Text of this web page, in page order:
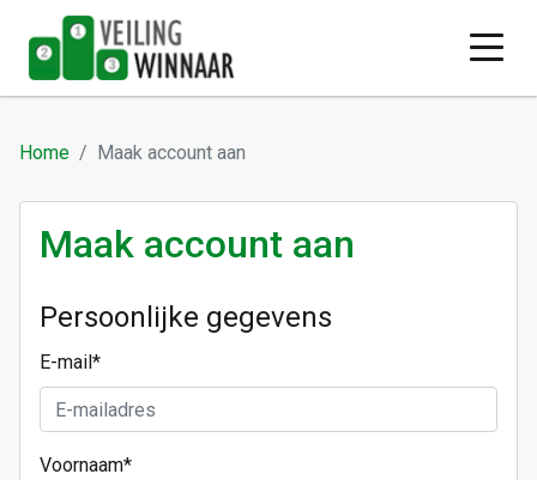
Home Maak account aan
Maak account aan
Persoonlijke gegevens
E-mail*
Voornaam*